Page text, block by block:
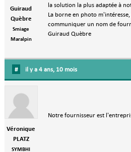
Guiraud
Quèbre
Smiage
Maralpin
la solution la plus adaptée à
La borne en photo
communiquer un nom de
Guiraud Quèbre
# il y a 4 ans, 10 mois
Véronique
PLATZ
SYMBHI
Notre fournisseur est